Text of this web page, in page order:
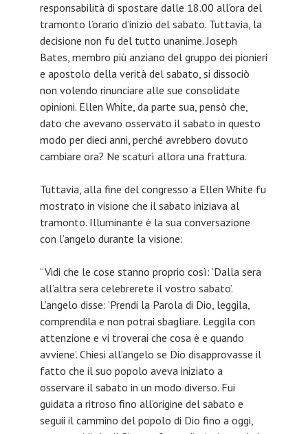
responsabilità di spostare dalle 18.00 all’ora del
tramonto l’orario d’inizio del sabato. Tuttavia, la
decisione non fu del tutto unanime. Joseph
Bates, membro più anziano del gruppo dei pionieri
e apostolo della verità del sabato, si dissociò
non volendo rinunciare alle sue consolidate
opinioni. Ellen White, da parte sua, pensò che,
dato che avevano osservato il sabato in questo
modo per dieci anni, perché avrebbero dovuto
cambiare ora? Ne scaturì allora una frattura.
Tuttavia, alla fine del congresso a Ellen White fu
mostrato in visione che il sabato iniziava al
tramonto. Illuminante è la sua conversazione
con l’angelo durante la visione:
“Vidi che le cose stanno proprio così: ‘Dalla sera
all’altra sera celebrerete il vostro sabato’.
L’angelo disse: ‘Prendi la Parola di Dio, leggila,
comprendila e non potrai sbagliare. Leggila con
attenzione e vi troverai che cosa è e quando
avviene’. Chiesi all’angelo se Dio disapprovasse il
fatto che il suo popolo aveva iniziato a
osservare il sabato in un modo diverso. Fui
guidata a ritroso fino all’origine del sabato e
seguii il cammino del popolo di Dio fino a oggi,